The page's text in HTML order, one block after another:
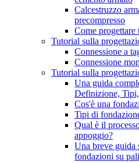
Calcestruzzo
precompresso
Come progettare
Tutorial sulla
Connessione a
Connessione
Tutorial sulla
Una guida
Definizione,
Cos'è una
Tipi di
Qual è il
appoggio?
Una breve guida
fondazioni su pali